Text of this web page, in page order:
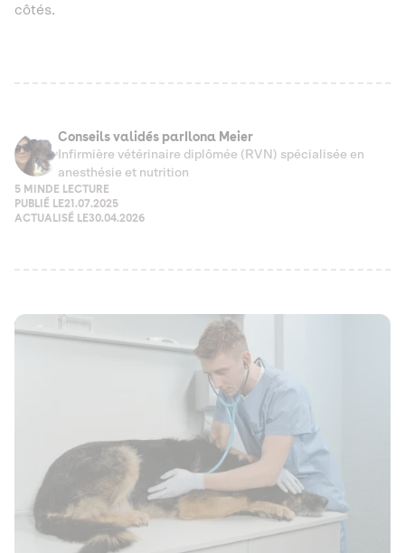
côtés.
Conseils validés par Ilona Meier
Infirmière vétérinaire diplômée (RVN) spécialisée en
anesthésie et nutrition
5 MIN DE LECTURE
PUBLIÉ LE21.07.2025
ACTUALISÉ LE30.04.2026